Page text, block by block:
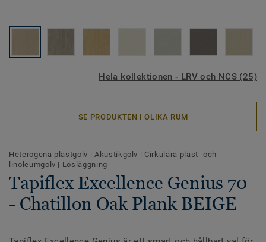
Hela kollektionen - LRV och NCS (25)
SE PRODUKTEN I OLIKA RUM
Heterogena plastgolv | Akustikgolv | Cirkulära plast- och
linoleumgolv | Lösläggning
Tapiflex Excellence Genius 70
- Chatillon Oak Plank BEIGE